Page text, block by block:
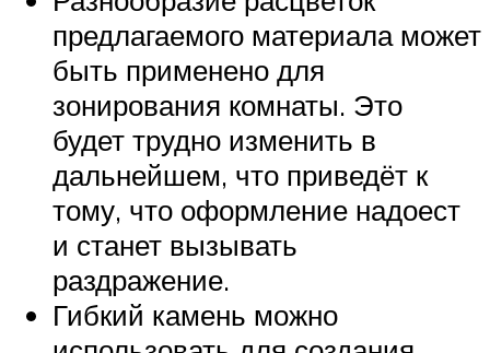
предлагаемого материала может
быть применено для
зонирования комнаты. Это
будет трудно изменить в
дальнейшем, что приведёт к
тому, что оформление надоест
и станет вызывать
раздражение.
Гибкий камень можно